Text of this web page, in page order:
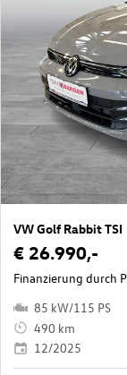
VW Golf Rabbit TSI
€ 26.990,-
Finanzierung durch
85 kW/115 PS
490 km
12/2025